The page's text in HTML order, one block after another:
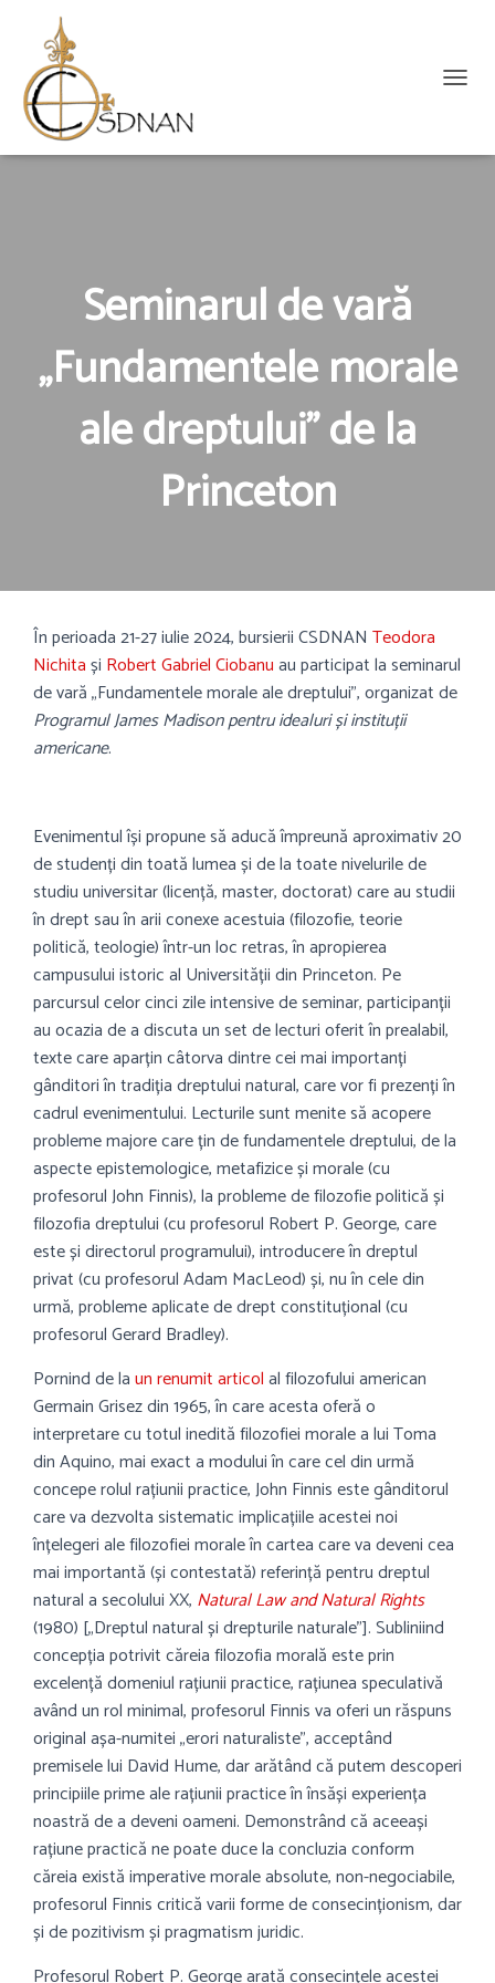
R
Seminarul de vară
„Fundamentele morale
ale dreptului” de la
Princeton
În perioada 21-27 iulie 2024, bursierii CSDNAN Teodora
Nichitași Robert Gabriel Ciobanuau participat la seminarul
de vară „Fundamentele morale ale dreptului”, organizat de
Programul James Madison pentru idealuri și instituții
americane.
Evenimentul își propune să aducă împreună aproximativ 20
de studenți din toată lumea și de la toate nivelurile de
studiu universitar (licență, master, doctorat) care au studii
în drept sau în arii conexe acestuia (filozofie, teorie
politică, teologie) într-un loc retras, în apropierea
campusului istoric al Universității din Princeton. Pe
parcursul celor cinci zile intensive de seminar, participanții
au ocazia de a discuta un set de lecturi oferit în prealabil,
texte care aparțin câtorva dintre cei mai importanți
gânditori în tradiția dreptului natural, care vor fi prezenți în
cadrul evenimentului. Lecturile sunt menite să acopere
probleme majore care țin de fundamentele dreptului, de la
aspecte epistemologice, metafizice și morale (cu
profesorul John Finnis), la probleme de filozofie politică și
filozofia dreptului (cu profesorul Robert P. George, care
este și directorul programului), introducere în dreptul
privat (cu profesorul Adam MacLeod) și, nu în cele din
urmă, probleme aplicate de drept constituțional (cu
profesorul Gerard Bradley).
Pornind de laun renumit articolal filozofului american
Germain Grisez din 1965, în care acesta oferă o
interpretare cu totul inedită filozofiei morale a lui Toma
din Aquino, mai exact a modului în care cel din urmă
concepe rolul rațiunii practice, John Finnis este gânditorul
care va dezvolta sistematic implicațiile acestei noi
înțelegeri ale filozofiei morale în cartea care va deveni cea
mai importantă (și contestată) referință pentru dreptul
natural a secolului XX, Natural Law and Natural Rights
(1980) [„Dreptul natural și drepturile naturale”]. Subliniind
concepția potrivit căreia filozofia morală este prin
excelență domeniul rațiunii practice, rațiunea speculativă
având un rol minimal, profesorul Finnis va oferi un răspuns
original așa-numitei „erori naturaliste”, acceptând
premisele lui David Hume, dar arătând că putem descoperi
principiile prime ale rațiunii practice în însăși experiența
noastră de a deveni oameni. Demonstrând că aceeași
rațiune practică ne poate duce la concluzia conform
căreia există imperative morale absolute, non-negociabile,
profesorul Finnis critică varii forme de consecinționism, dar
și de pozitivism și pragmatism juridic.
Profesorul Robert P. George arată consecințele acestei